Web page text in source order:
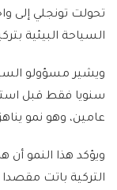
تحولت تونجلي إلى
السياحة البيئية
عامين، وهو نمو يناهز 20
ويؤكد هذا النمو أن
التركية باتت مقصدا